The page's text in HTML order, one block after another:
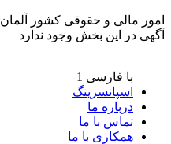
امور مالی و حقوقی کشور
آلمان
آگهی در این بخش وجود ندارد
با فارسی 1
اسپانسرینگ
درباره ما
تماس با ما
همکاری با ما